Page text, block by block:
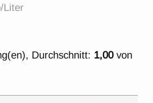
Liter
Durchschnitt: 1,00von